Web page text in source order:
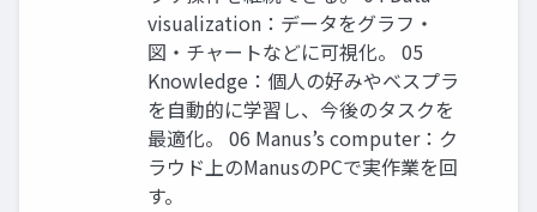
visualization：データをグラフ・
図・チャートなどに可視化。 05
Knowledge：個人の好みやベスプラ
を自動的に学習し、今後のタスクを
最適化。 06 Manus’s computer：ク
ラウド上のManusのPCで実作業を回
す。